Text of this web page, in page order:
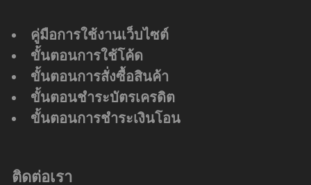
คู่มือการใช้งานเว็บไซต์
ขั้นตอนการใช้โค้ด
ขั้นตอนการสั่งซื้อสินค้า
ขั้นตอนชำระบัตรเครดิต
ขั้นตอนการชำระเงินโอน
ติดต่อเรา